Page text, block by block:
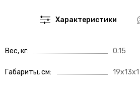
Характеристики
Вес, кг 0.15
Габариты, см 19x13x1